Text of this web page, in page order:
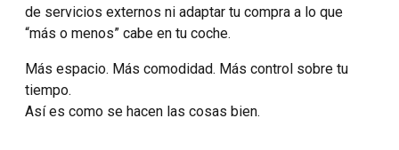
de servicios externos ni adaptar tu compra a lo que
“más o menos” cabe en tu coche.
Más espacio. Más comodidad. Más control sobre tu
tiempo.
Así es como se hacen las cosas bien.